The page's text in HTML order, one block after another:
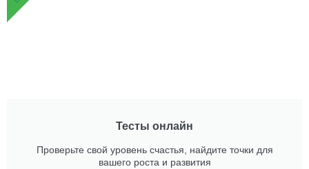
Тесты онлайн
Проверьте свой уровень счастья, найдите точки для
вашего роста и развития